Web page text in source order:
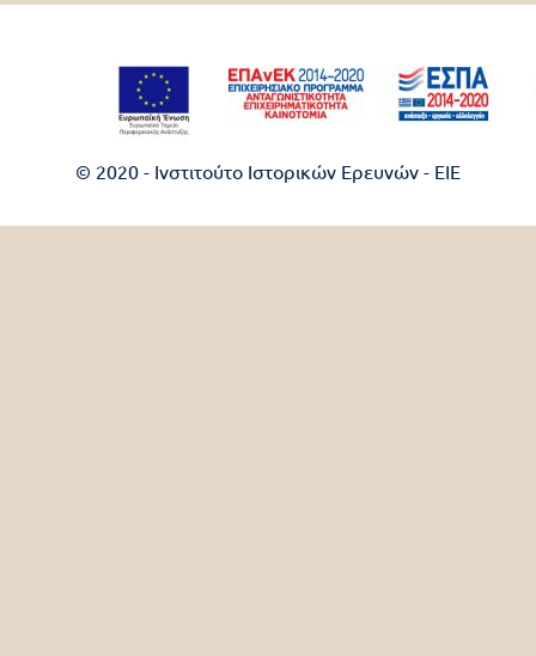
© 2020 - Ινστιτούτο Ιστορικών Ερευνών - EIE